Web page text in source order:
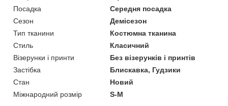
Посадка
Середня посадка
Сезон
Демісезон
Тип тканини
Костюмна тканина
Стиль
Класичний
Візерунки і принти
Без візерунків і принтів
Застібка
Блискавка, Гудзики
Стан
Новий
Міжнародний розмір
S-M